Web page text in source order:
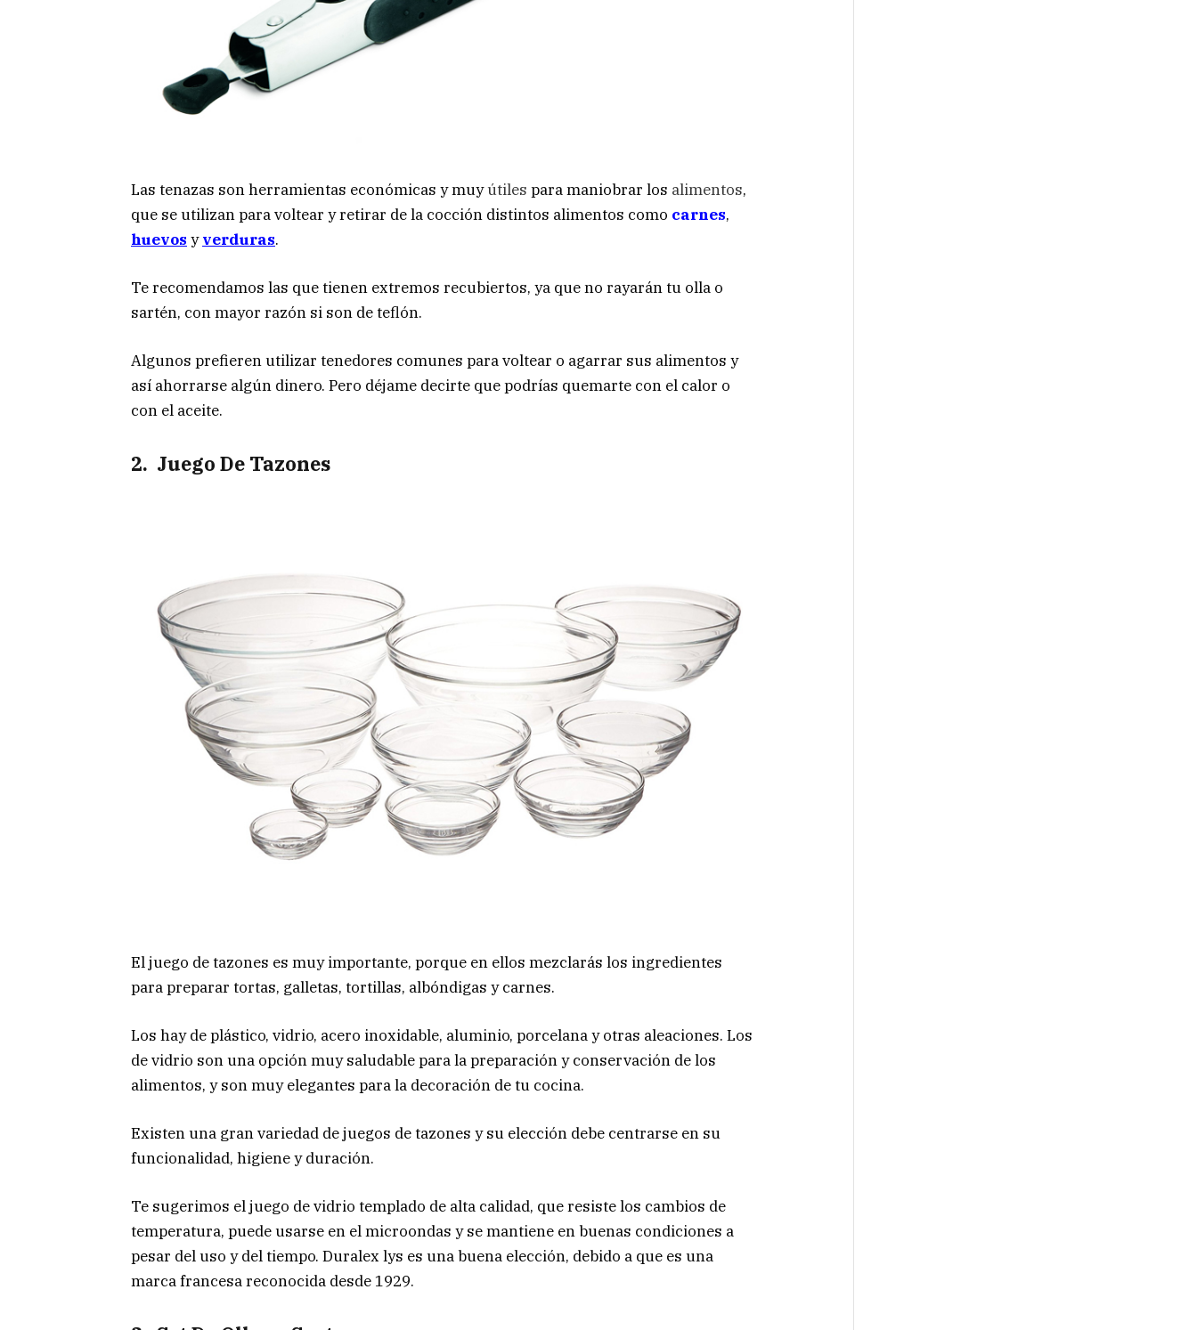
Las tenazas son herramientas económicas y muyútiles para maniobrar los alimentos,
que se utilizan para voltear y retirar de la cocción distintos alimentos como carnes,
huevos yverduras.
Te recomendamos las que tienen extremos recubiertos, ya que no rayarán tu olla o
sartén, con mayor razón si son de teflón.
Algunos prefieren utilizar tenedores comunes para voltear o agarrar sus alimentos y
así ahorrarse algún dinero. Pero déjame decirte que podrías quemarte con el calor o
con el aceite.
2. Juego De Tazones
El juego de tazones es muy importante, porque en ellos mezclarás los ingredientes
para preparar tortas, galletas, tortillas, albóndigas y carnes.
Los hay de plástico, vidrio, acero inoxidable, aluminio, porcelana y otras aleaciones. Los
de vidrio son una opción muy saludable para la preparación y conservación de los
alimentos, y son muy elegantes para la decoración de tu cocina.
Existen una gran variedad de juegos de tazones y su elección debe centrarse en su
funcionalidad, higiene y duración.
Te sugerimos el juego de vidrio templado de alta calidad, que resiste los cambios de
temperatura, puede usarse en el microondas y se mantiene en buenas condiciones a
pesar del uso y del tiempo. Duralex lys es una buena elección, debido a que es una
marca francesa reconocida desde 1929.